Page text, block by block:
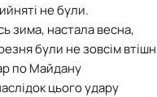
не були.
зима, настала весна,
були не зовсім
по Майдану
цього удару